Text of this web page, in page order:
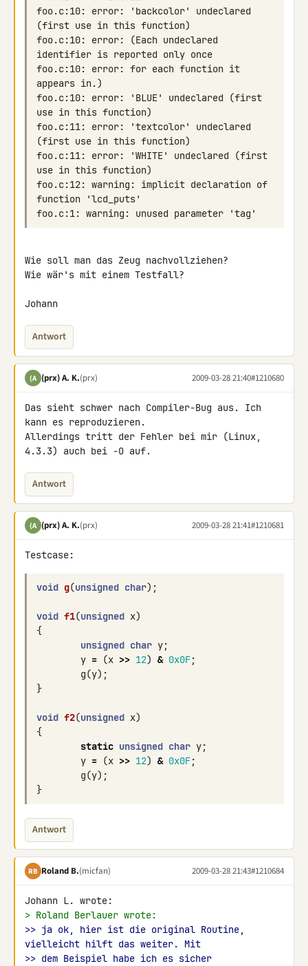
foo.c:10: error: 'backcolor' undeclared
foo.c:10: error: (Each undeclared
foo.c:10: error: for each function it
foo.c:10: error: 'BLUE' undeclared (first
foo.c:11: error: 'textcolor' undeclared
foo.c:11: error: 'WHITE' undeclared (first
foo.c:12: warning: implicit declaration of
Wie soll man das Zeug nachvollziehen?
Wie wär's mit einem Testfall?
Johann
Antwort
(A (prx) A. K.(prx) 2009-03-28 21:40#1210680
Das sieht schwer nach Compiler-Bug aus. Ich
kann es reproduzieren.
Allerdings tritt der Fehler bei mir (Linux,
4.3.3) auch bei -O auf.
Antwort
(A (prx) A. K.(prx) 2009-03-28 21:41#1210681
Testcase:
void g(unsigned char);
void f1(unsigned x)
{
unsigned char y;
y = (x >> 12) & 0x0F;
g(y);
}
void f2(unsigned x)
{
static unsigned char y;
y = (x >> 12) & 0x0F;
g(y);
}
Antwort
RB Roland B.(micfan) 2009-03-28 21:43#1210684
> Roland Berlauer wrote:
>> ja ok, hier ist die original Routine,
vielleicht hilft das weiter. Mit
>> dem Beispiel habe ich es sicher